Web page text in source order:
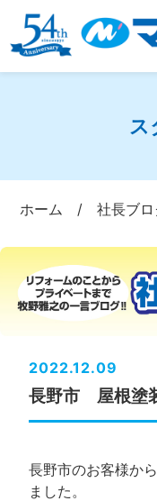
ス
ホーム /社長ブ
2022.12.09
長野市 屋根塗
長野市のお客様か
ました。